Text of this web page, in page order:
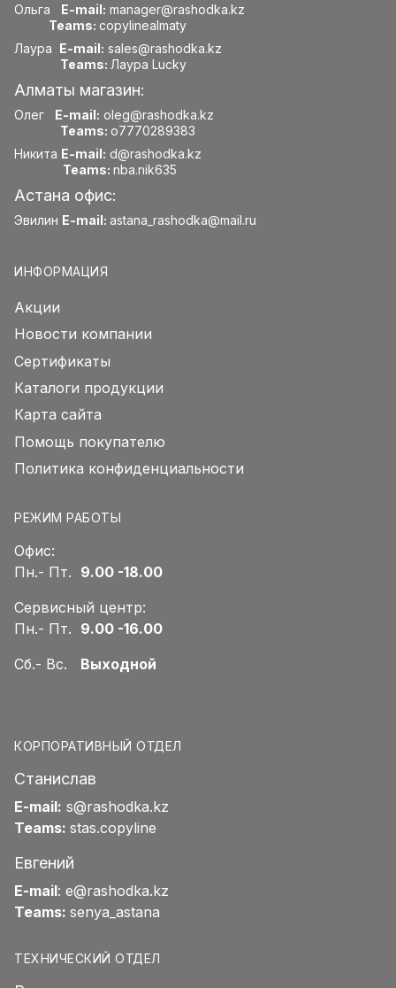
Ольга E-mail: manager@rashodka.kz
Teams: copylinealmaty
Лаура E-mail: sales@rashodka.kz
Teams: Лаура Lucky
Алматы магазин:
Олег E-mail: oleg@rashodka.kz
Teams: o7770289383
Никита E-mail: d@rashodka.kz
Teams: nba.nik635
Астана офис:
Эвилин E-mail: astana_rashodka@mail.ru
ИНФОРМАЦИЯ
Акции
Новости компании
Сертификаты
Каталоги продукции
Карта сайта
Помощь покупателю
Политика конфиденциальности
РЕЖИМ РАБОТЫ
Офис:
Пн.- Пт. 9.00 -18.00
Сервисный центр:
Пн.- Пт. 9.00 -16.00
Сб.- Вс. Выходной
КОРПОРАТИВНЫЙ ОТДЕЛ
Станислав
E-mail: s@rashodka.kz
Teams: stas.copyline
Евгений
E-mail: e@rashodka.kz
Teams: senya_astana
ТЕХНИЧЕСКИЙ ОТДЕЛ